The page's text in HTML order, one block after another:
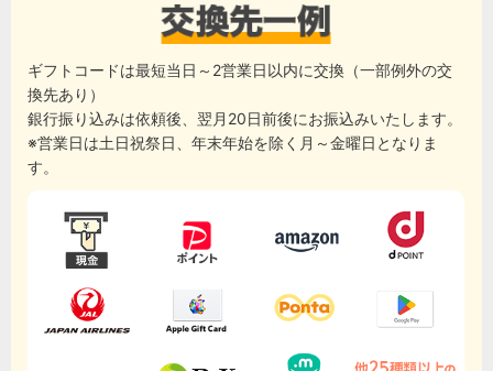
ギフトコードは最短当日～2営業日以内に交換（一部例外の交
換先あり）
銀行振り込みは依頼後、翌月20日前後にお振込みいたします。
※営業日は土日祝祭日、年末年始を除く月～金曜日となりま
す。